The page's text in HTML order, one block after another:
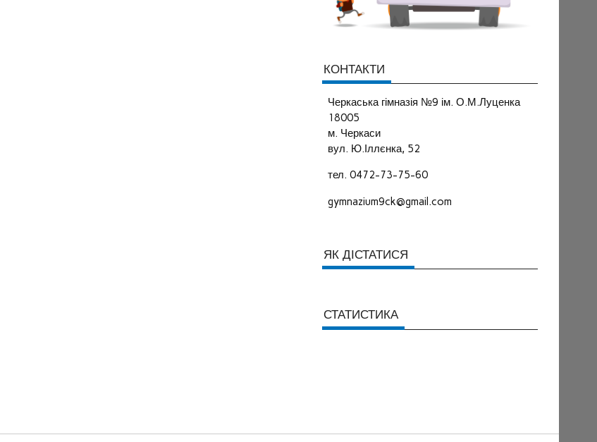
КОНТАКТИ
Черкаська гімназія №9 ім. О.М.Луценка
18005
м. Черкаси
вул. Ю.Іллєнка, 52
тел. 0472-73-75-60
gymnazium9ck@gmail.com
ЯК ДІСТАТИСЯ
СТАТИСТИКА